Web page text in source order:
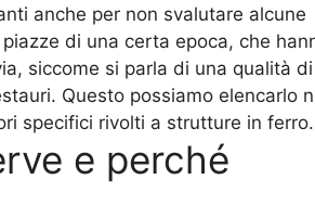
anche per non svalutare alcune
di una certa epoca, che
siccome si parla di una qualità di
Questo possiamo elencarlo
specifici rivolti a strutture in ferro.
e perché